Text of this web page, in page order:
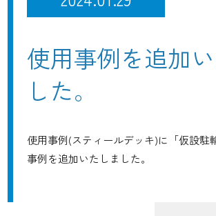
使用事例を追加
した。
使用事例(スティールデッキ)に「仮設駐
事例を追加いたしました。